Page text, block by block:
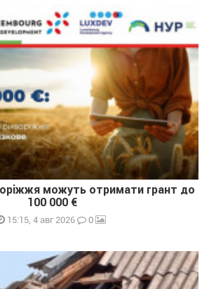
можуть отримати грант до
100 000 €
15:15, 4 авг 2026 0